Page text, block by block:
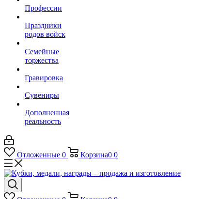
Профессии
Праздники
родов войск
Семейные
торжества
Гравировка
Сувениры
Дополненная
реальность
Отложенные 0 Корзина0 0